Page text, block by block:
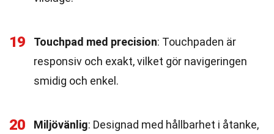
19 Touchpad med precision: Touchpaden är
responsiv och exakt, vilket gör navigeringen
smidig och enkel.
20 Miljövänlig: Designad med hållbarhet i åtanke,